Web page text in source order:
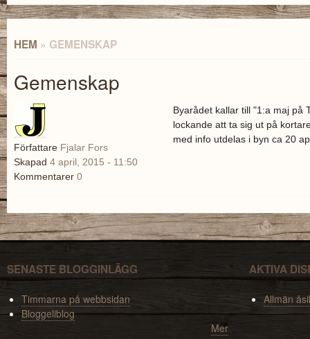
HEM » GEMENSKAP
Gemenskap
Författare Fjalar Fors
Skapad 4 april, 2015 - 11:50
Kommentarer 0
Byarådet kallar till "1:a maj på
lockande att ta sig ut på
med info utdelas i byn ca 20
SENASTE BLOGGINLÄGG
Timmarna på webbsidan
Bloggeliblog
Mer
AKTIVA
Allmän